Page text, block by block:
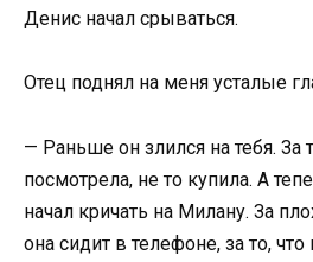
Денис начал срываться.
Отец поднял на меня усталые
— Раньше он злился на тебя. За
посмотрела, не то купила. А
начал кричать на Милану. За
она сидит в телефоне, за то,